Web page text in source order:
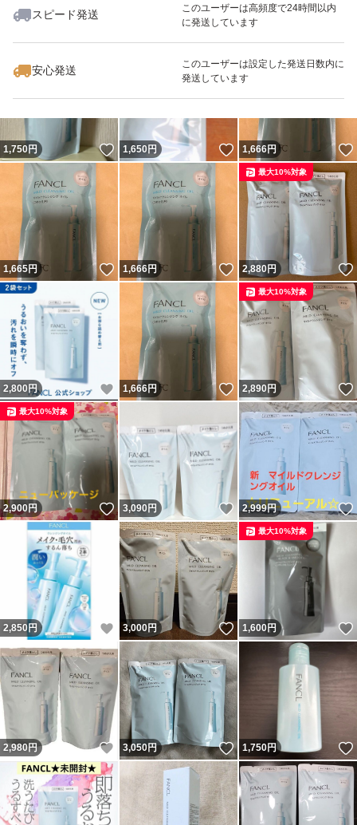
スピード発送
このユーザーは高頻度で24時間以内
に発送しています
安心発送
このユーザーは設定した発送日数内に
発送しています
いいね！
1,666
1,750円 いいね！
1,650円 いいね！
1,666円
1,665円 いいね！
1,666円 いいね！
2,880円
最大10%対象
2,800 円 いいね！
1,666円 いいね！
2,890円
最大10%対象
2,900円 いいね！
最大10%対象
3,090円 いいね！
2,999円
2,850円 いいね！
3,000円 いいね！
1,600円
最大10%対象
2,980円 いいね！
3,050円 いいね！
1,750円